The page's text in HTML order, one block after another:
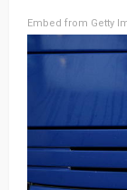
Embed from Getty